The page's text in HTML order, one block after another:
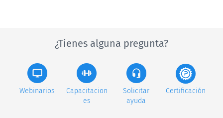
¿Tienes alguna pregunta?
Webinarios
Capacitacion
es
Solicitar
ayuda
Certificación